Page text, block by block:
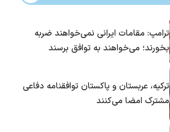
ترامپ: مقامات ایرانی نمی‌خواهند ضربه
بخورند؛ می‌خواهند به توافق برسند
ترکیه، عربستان و پاکستان توافقنامه دفاعی
مشترک امضا می‌کنند